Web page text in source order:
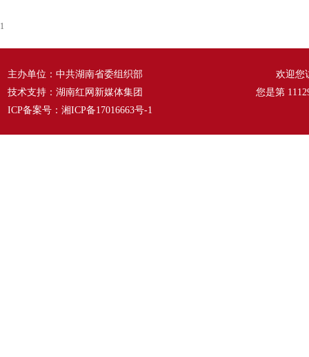
1
主办单位：中共湖南省委组织部
技术支持：湖南红网新媒体集团
ICP备案号： 湘ICP备17016663号-1
欢迎您
您是第